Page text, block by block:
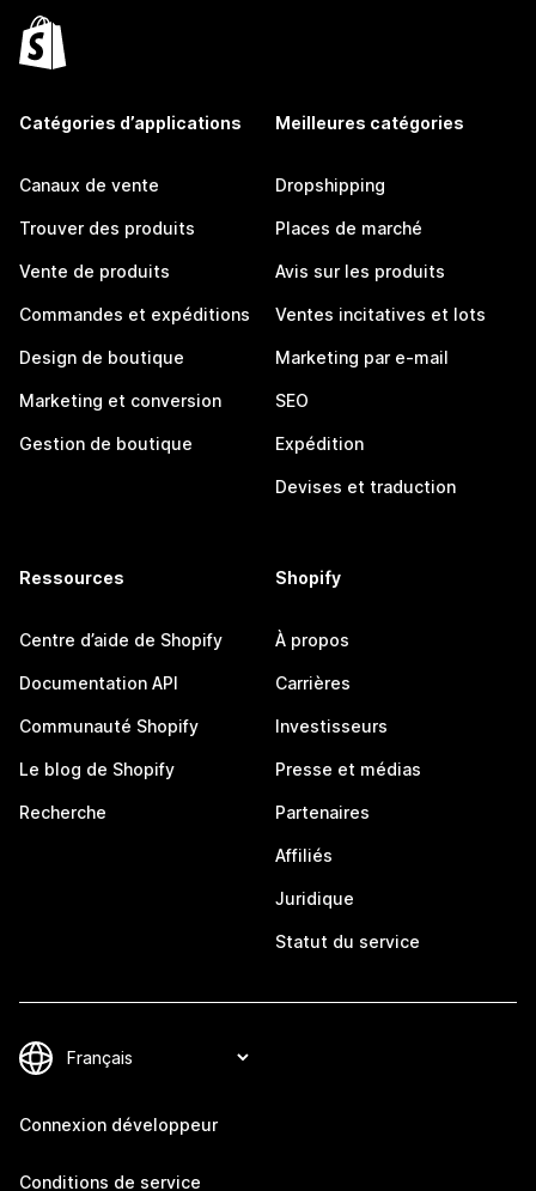
Catégories d’applications
Canaux de vente
Trouver des produits
Vente de produits
Commandes et expéditions
Design de boutique
Marketing et conversion
Gestion de boutique
Meilleures catégories
Dropshipping
Places de marché
Avis sur les produits
Ventes incitatives et lots
Marketing par e-mail
SEO
Expédition
Devises et traduction
Ressources
Centre d’aide de Shopify
Documentation API
Communauté Shopify
Le blog de Shopify
Recherche
Shopify
À propos
Carrières
Investisseurs
Presse et médias
Partenaires
Affiliés
Juridique
Statut du service
Connexion développeur
Conditions de service